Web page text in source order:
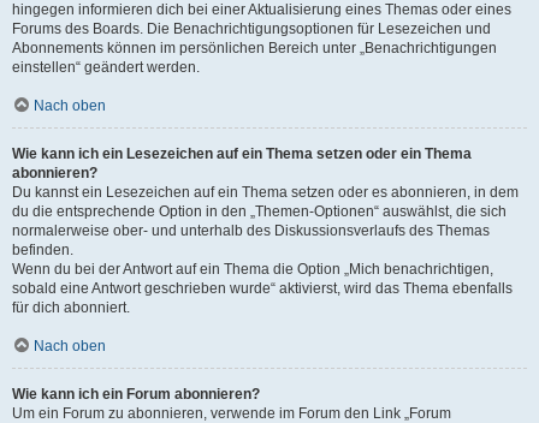
hingegen informieren dich bei einer Aktualisierung eines Themas oder eines
Forums des Boards. Die Benachrichtigungsoptionen für Lesezeichen und
Abonnements können im persönlichen Bereich unter „Benachrichtigungen
einstellen“ geändert werden.
Nach oben
Wie kann ich ein Lesezeichen auf ein Thema setzen oder ein Thema
abonnieren?
Du kannst ein Lesezeichen auf ein Thema setzen oder es abonnieren, in dem
du die entsprechende Option in den „Themen-Optionen“ auswählst, die sich
normalerweise ober- und unterhalb des Diskussionsverlaufs des Themas
befinden.
Wenn du bei der Antwort auf ein Thema die Option „Mich benachrichtigen,
sobald eine Antwort geschrieben wurde“ aktivierst, wird das Thema ebenfalls
für dich abonniert.
Nach oben
Wie kann ich ein Forum abonnieren?
Um ein Forum zu abonnieren, verwende im Forum den Link „Forum